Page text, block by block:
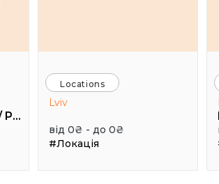
Дуже висока кухня / Pretty High Kitchen
Locations
Lviv
від 0₴ - до 0₴
#Локація